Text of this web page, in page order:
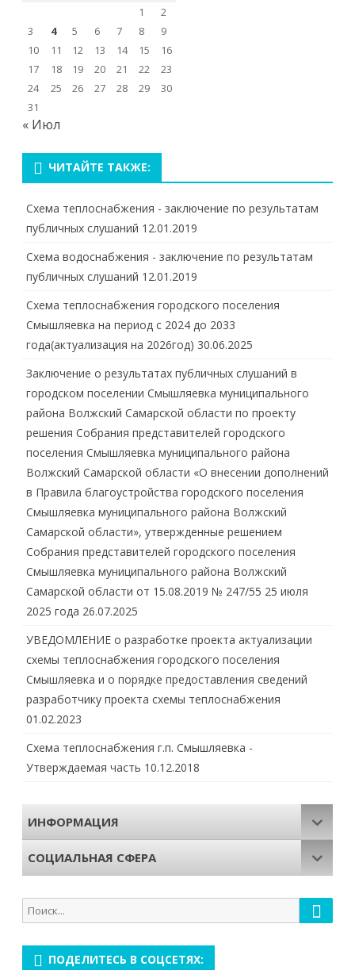
1
2
3
4 5 6 7 8
9
10
11 12 13 14 15
16
17
18 19 20 21 22
23
24
25 26 27 28 29
30
31
« Июл
ЧИТАЙТЕ ТАКЖЕ:
Схема теплоснабжения - заключение по результатам
публичных слушаний 12.01.2019
Схема водоснабжения - заключение по результатам
публичных слушаний 12.01.2019
Схема теплоснабжения городского поселения
Смышляевка на период с 2024 до 2033
года(актуализация на 2026год) 30.06.2025
Заключение о результатах публичных слушаний в
городском поселении Смышляевка муниципального
района Волжский Самарской области по проекту
решения Собрания представителей городского
поселения Смышляевка муниципального района
Волжский Самарской области «О внесении дополнений
в Правила благоустройства городского поселения
Смышляевка муниципального района Волжский
Самарской области», утвержденные решением
Собрания представителей городского поселения
Смышляевка муниципального района Волжский
Самарской области от 15.08.2019 № 247/55 25 июля
2025 года 26.07.2025
УВЕДОМЛЕНИЕ о разработке проекта актуализации
схемы теплоснабжения городского поселения
Смышляевка и о порядке предоставления сведений
разработчику проекта схемы теплоснабжения
01.02.2023
Схема теплоснабжения г.п. Смышляевка -
Утверждаемая часть 10.12.2018
ИНФОРМАЦИЯ
СОЦИАЛЬНАЯ СФЕРА
Поиск
для:
Поиск
ПОДЕЛИТЕСЬ В СОЦСЕТЯХ: